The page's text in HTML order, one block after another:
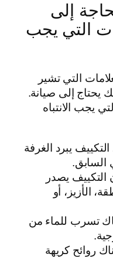
إلى
التي يجب
التي تشير
يحتاج إلى صيانة.
يجب الانتباه
التكييف يبرد الغرفة
السابق.
التكييف يصدر
الأزيز، أو
تسرب للماء من
روائح كريهة